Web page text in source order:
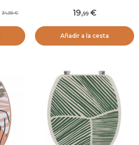
34,99 19,99
Añadir a la cesta